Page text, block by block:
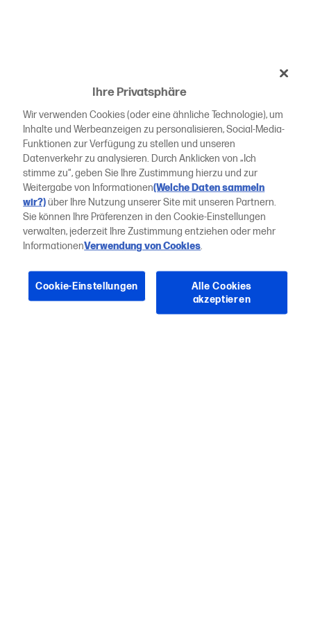
Ihre Privatsphäre
Wir verwenden Cookies (oder eine ähnliche Technologie), um
Inhalte und Werbeanzeigen zu personalisieren, Social-Media-
Funktionen zur Verfügung zu stellen und unseren
Datenverkehr zu analysieren. Durch Anklicken von „Ich
stimme zu“, geben Sie Ihre Zustimmung hierzu und zur
Weitergabe von Informationen(Welche Daten sammeln
wir?)über Ihre Nutzung unserer Site mit unseren Partnern.
Sie können Ihre Präferenzen in den Cookie-Einstellungen
verwalten, jederzeit Ihre Zustimmung entziehen oder mehr
InformationenVerwendung von Cookies.
Cookie-Einstellungen
Alle Cookies
akzeptieren